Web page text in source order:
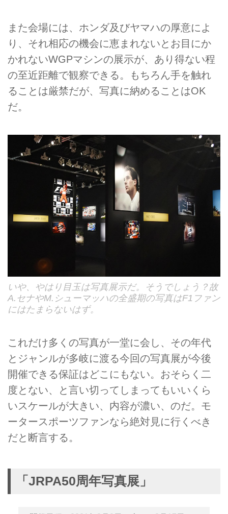
また会場には、ホンダ及びヤマハの厚意によ
り、それ相応の機会に恵まれないとお目にか
かれないWGPマシンの展示が、あり得ない程
の至近距離で観察できる。もちろん手を触れ
ることは厳禁だが、写真に納めることはOK
だ。
いや、やはり目玉は写真展示だ。そうでしょう？故
A.セナやM.シューマッハの全盛期の写真はF1ファン
にはたまらないはず。
これだけ多くの写真が一堂に会し、その年代
とジャンルが多岐に渡る今回の写真展が今後
開催できる保証はどこにもない。おそらく二
度とない、と言い切ってしまってもいいくら
いスケールが大きい、内容が濃い、のだ。モ
ータースポーツファンなら絶対見に行くべき
だと断言する。
「JRPA50周年写真展」